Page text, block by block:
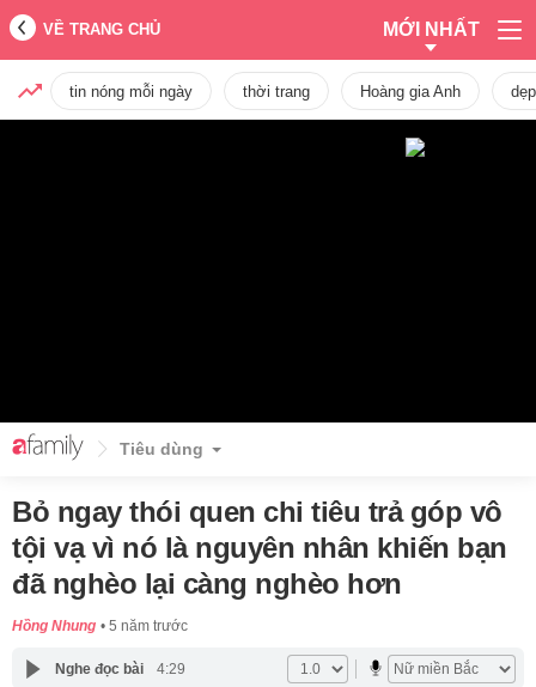
VỀ TRANG CHỦ MỚI NHẤT
tin nóng mỗi ngày thời trang Hoàng gia Anh dẹp
Tiêu dùng
Bỏ ngay thói quen chi tiêu trả góp vô
tội vạ vì nó là nguyên nhân khiến bạn
đã nghèo lại càng nghèo hơn
Hồng Nhung 5 năm trước
Nghe đọc bài 4:29